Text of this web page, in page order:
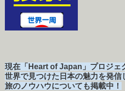
現在「Heart of Japan」プロジェ
世界で見つけた日本の魅力を発信
旅のノウハウについても掲載中！